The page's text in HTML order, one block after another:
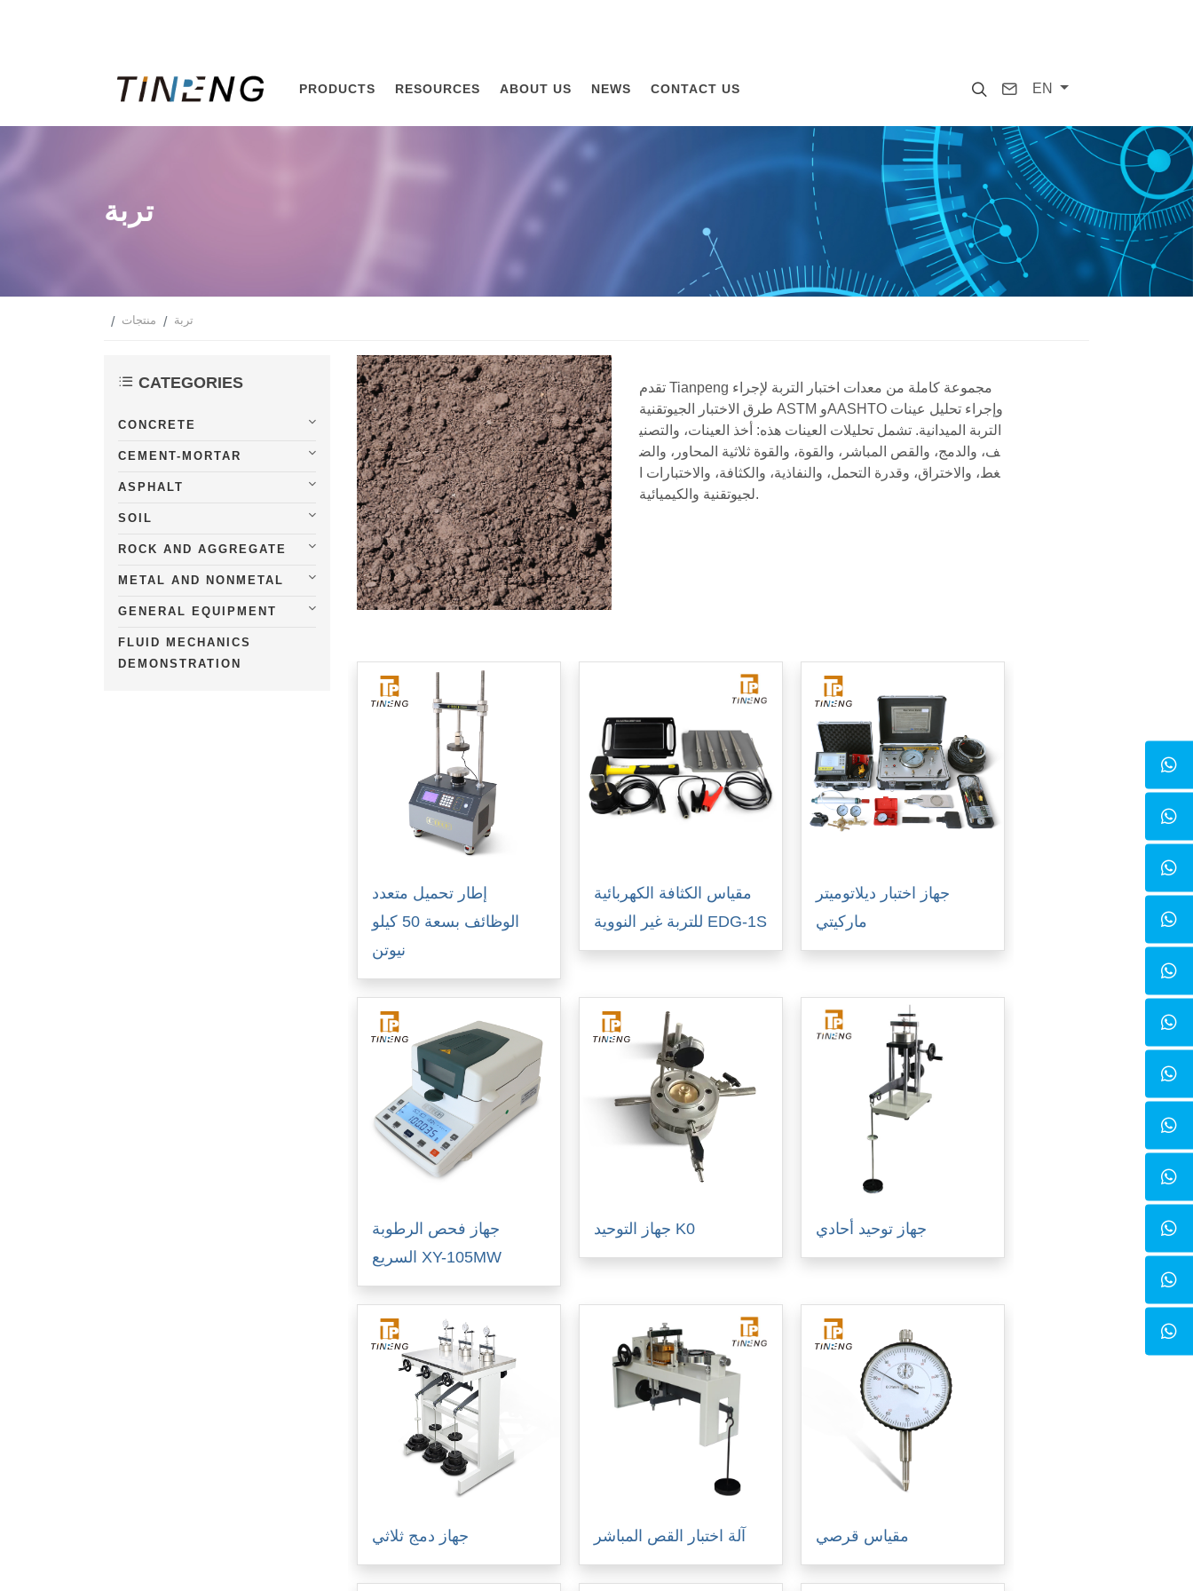
SearchContact
EN
PRODUCTS RESOURCES ABOUT US NEWS CONTACT US
تربة
منتجات تربة
CATEGORIES
CONCRETE
CEMENT-MORTAR
ASPHALT
SOIL
ROCK AND AGGREGATE
METAL AND NONMETAL
GENERAL EQUIPMENT
FLUID MECHANICS
DEMONSTRATION
تقدم Tianpeng مجموعة كاملة من معدات اختبار التربة لإجراء
طرق الاختبار الجيوتقنية ASTM وAASHTO وإجراء تحليل عينات
التربة الميدانية. تشمل تحليلات العينات هذه: أخذ العينات، والتصني
ف، والدمج، والقص المباشر، والقوة، والقوة ثلاثية المحاور، والض
غط، والاختراق، وقدرة التحمل، والنفاذية، والكثافة، والاختبارات ا
لجيوتقنية والكيميائية.
إطار تحميل متعدد
الوظائف بسعة 50 كيلو
نيوتن
مقياس الكثافة الكهربائية
للتربة غير النووية EDG-1S
جهاز اختبار ديلاتوميتر
ماركيتي
جهاز فحص الرطوبة
السريع XY-105MW
جهاز التوحيد K0 جهاز توحيد أحادي
جهاز دمج ثلاثي آلة اختبار القص المباشر مقياس قرصي